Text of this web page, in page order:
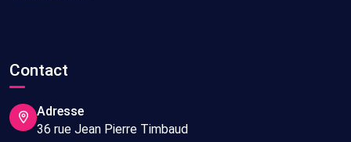
Contact
Adresse
36 rue Jean Pierre Timbaud